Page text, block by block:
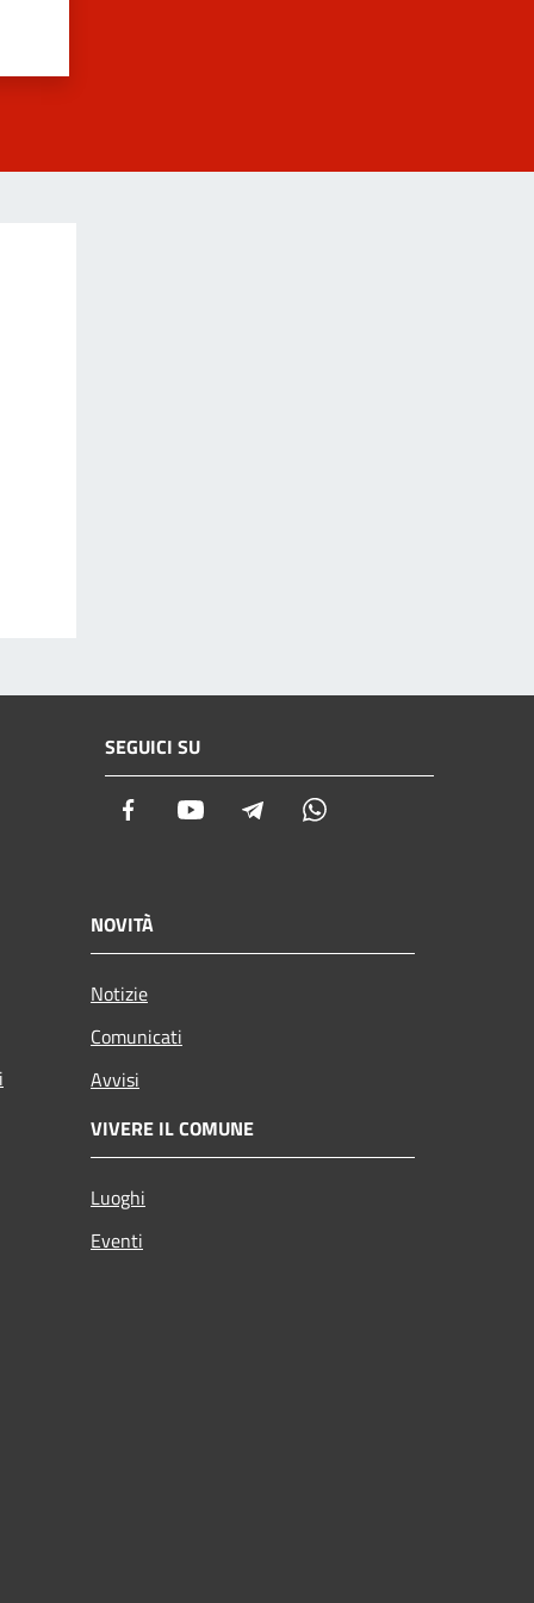
SEGUICI SU
Facebook Youtube Telegram
NOVITÀ
Notizie
Comunicati
Avvisi
VIVERE IL COMUNE
Luoghi
Eventi